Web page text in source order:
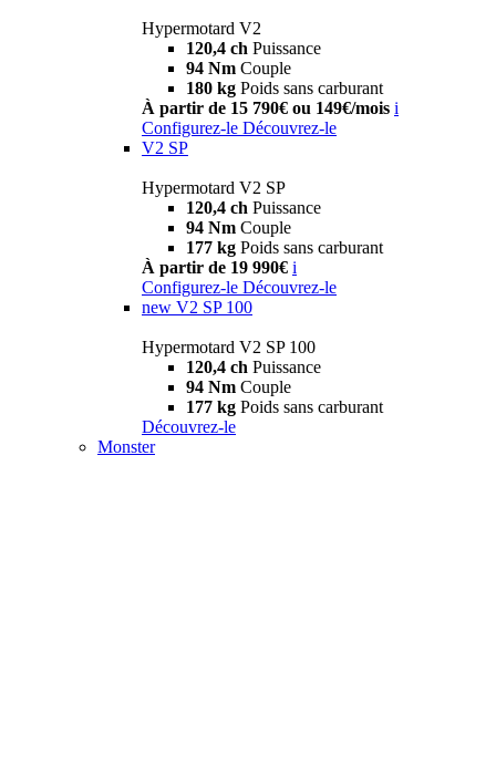
Hypermotard V2
120,4 ch Puissance
94 Nm Couple
180 kg Poids sans carburant
À partir de 15 790€ ou 149€/mois i
Configurez-le Découvrez-le
V2 SP
Hypermotard V2 SP
120,4 ch Puissance
94 Nm Couple
177 kg Poids sans carburant
À partir de 19 990€ i
Configurez-le Découvrez-le
new V2 SP 100
Hypermotard V2 SP 100
120,4 ch Puissance
94 Nm Couple
177 kg Poids sans carburant
Découvrez-le
Monster